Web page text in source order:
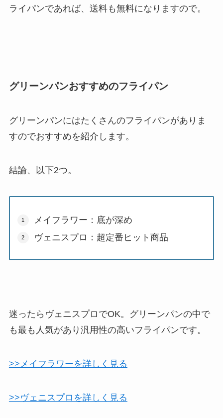
ライパンであれば、送料も無料になりますので。
グリーンパンおすすめのフライパン
グリーンパンにはたくさんのフライパンがありま
すのでおすすめを紹介します。
結論、以下2つ。
メイフラワー：底が深め
ヴェニスプロ：超定番ヒット商品
迷ったらヴェニスプロでOK。グリーンパンの中で
も最も人気があり汎用性の高いフライパンです。
>>メイフラワーを詳しく見る
>>ヴェニスプロを詳しく見る